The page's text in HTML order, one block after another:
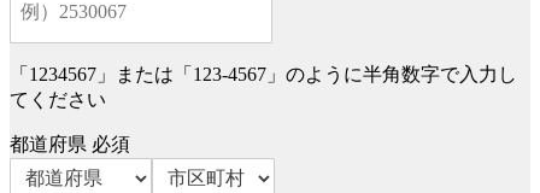
「1234567」または「123-4567」のように半角数字で入力し
てください
都道府県 必須